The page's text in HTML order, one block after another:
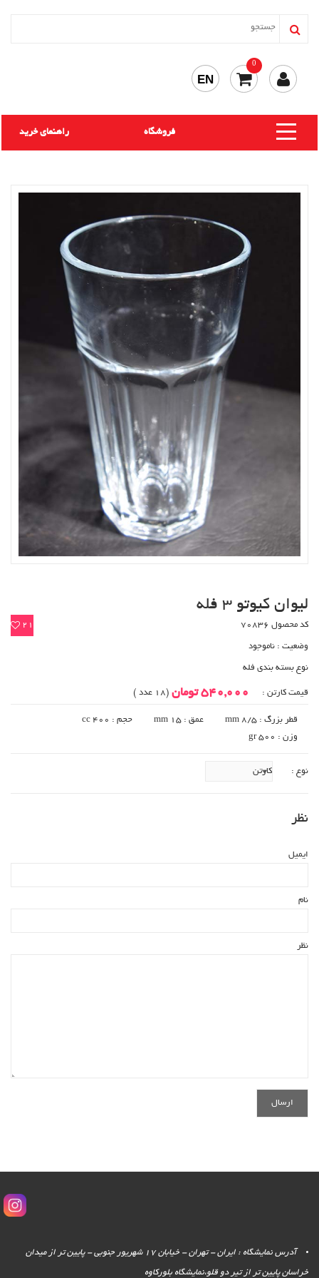
0
EN
راهنمای خرید فروشگاه
لیوان کیوتو 3 فله
21 کد محصول 70836
وضعیت : ناموجود
نوع بسته بندی فله
قیمت کارتن : 540,000 تومان (18 عدد )
قطر بزرگ : 8/5 mm عمق : 15 mm
حجم : 400 cc
وزن : gr 500
نوع :
نظر
ایمیل
نام
نظر
آدرس نمایشگاه : ایران - تهران - خیابان 17 شهریور جنوبی - پایین تر از میدان
خراسان پایین تر از تیر دو قلو،نمایشگاه بلورکاوه